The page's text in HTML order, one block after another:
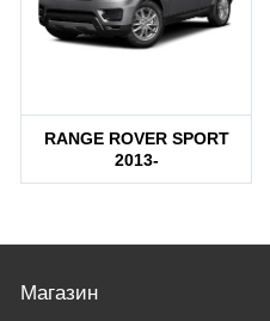
RANGE ROVER SPORT
2013-
Магазин